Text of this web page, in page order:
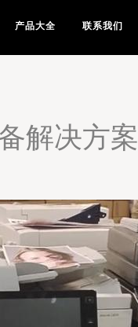
产品大全 联系我们
解决方案